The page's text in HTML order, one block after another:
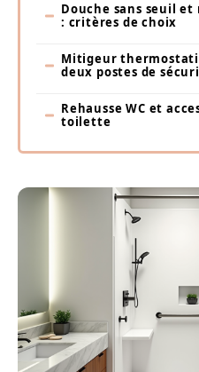
Douche sans seuil
: critères de choix
Mitigeur
deux postes de
Rehausse WC et
toilette